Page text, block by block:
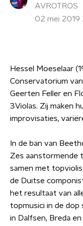
AVROTROS
02 mei 2019
Hessel Moeselaar
Conservatorium
Geerten Feller en
3Violas. Zij maken
improvisaties,
In de ban van
Zes aanstormende
samen met
de Duitse
het resultaat van
topmusici in de dop
in Dalfsen, Breda